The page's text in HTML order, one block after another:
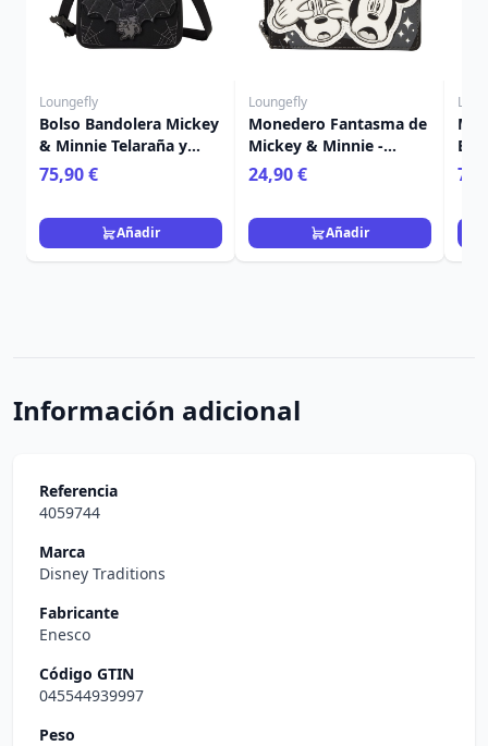
Loungefly
Bolso Bandolera Mickey
& Minnie Telaraña y
Murciélagos - Disney
Loungefly
75,90 €
Añadir
Loungefly
Monedero Fantasma de
Mickey & Minnie -
Disney Loungefly
24,90 €
Añadir
Información adicional
Referencia
4059744
Marca
Disney Traditions
Fabricante
Enesco
Código GTIN
045544939997
Peso